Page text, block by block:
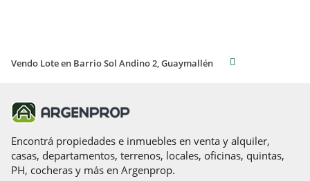
Vendo Lote en Barrio Sol Andino 2, Guaymallén
Encontrá propiedades e inmuebles en venta y alquiler,
casas, departamentos, terrenos, locales, oficinas, quintas,
PH, cocheras y más en Argenprop.